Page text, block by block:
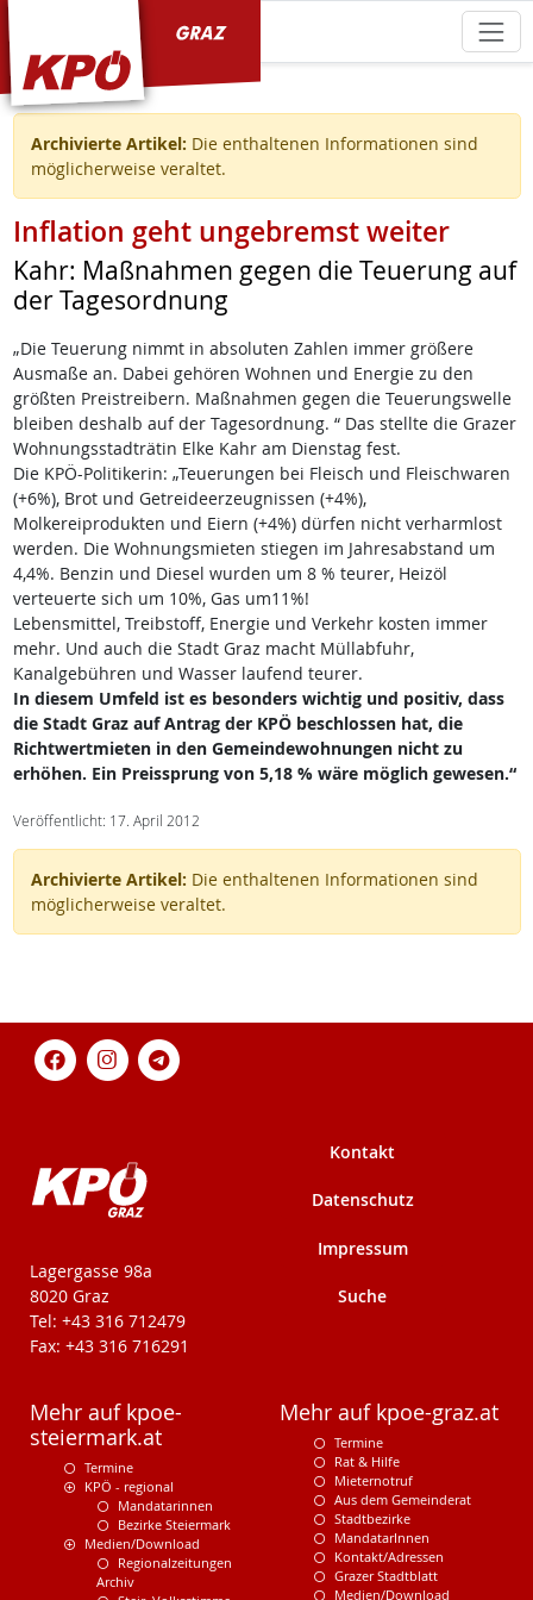
Archivierte Artikel: Die enthaltenen Informationen sind
möglicherweise veraltet.
Inflation geht ungebremst weiter
Kahr: Maßnahmen gegen die Teuerung auf
der Tagesordnung
„Die Teuerung nimmt in absoluten Zahlen immer größere
Ausmaße an. Dabei gehören Wohnen und Energie zu den
größten Preistreibern. Maßnahmen gegen die Teuerungswelle
bleiben deshalb auf der Tagesordnung. “ Das stellte die Grazer
Wohnungsstadträtin Elke Kahr am Dienstag fest.
Die KPÖ-Politikerin: „Teuerungen bei Fleisch und Fleischwaren
(+6%), Brot und Getreideerzeugnissen (+4%),
Molkereiprodukten und Eiern (+4%) dürfen nicht verharmlost
werden. Die Wohnungsmieten stiegen im Jahresabstand um
4,4%. Benzin und Diesel wurden um 8 % teurer, Heizöl
verteuerte sich um 10%, Gas um11%!
Lebensmittel, Treibstoff, Energie und Verkehr kosten immer
mehr. Und auch die Stadt Graz macht Müllabfuhr,
Kanalgebühren und Wasser laufend teurer.
In diesem Umfeld ist es besonders wichtig und positiv, dass
die Stadt Graz auf Antrag der KPÖ beschlossen hat, die
Richtwertmieten in den Gemeindewohnungen nicht zu
erhöhen. Ein Preissprung von 5,18 % wäre möglich gewesen.“
Veröffentlicht: 17. April 2012
Archivierte Artikel: Die enthaltenen Informationen sind
möglicherweise veraltet.
KPÖ-Steiermark
Lagergasse 98a
8020 Graz
Tel: +43 316 712479
Fax: +43 316 716291
Kontakt
Datenschutz
Impressum
Suche
Mehr auf kpoe-
steiermark.at
Termine
KPÖ - regional
Mandatarinnen
Bezirke Steiermark
Medien/Download
Regionalzeitungen
Archiv
Mehr auf kpoe-graz.at
Termine
Rat & Hilfe
Mieternotruf
Aus dem Gemeinderat
Stadtbezirke
MandatarInnen
Kontakt/Adressen
Grazer Stadtblatt
Medien/Download